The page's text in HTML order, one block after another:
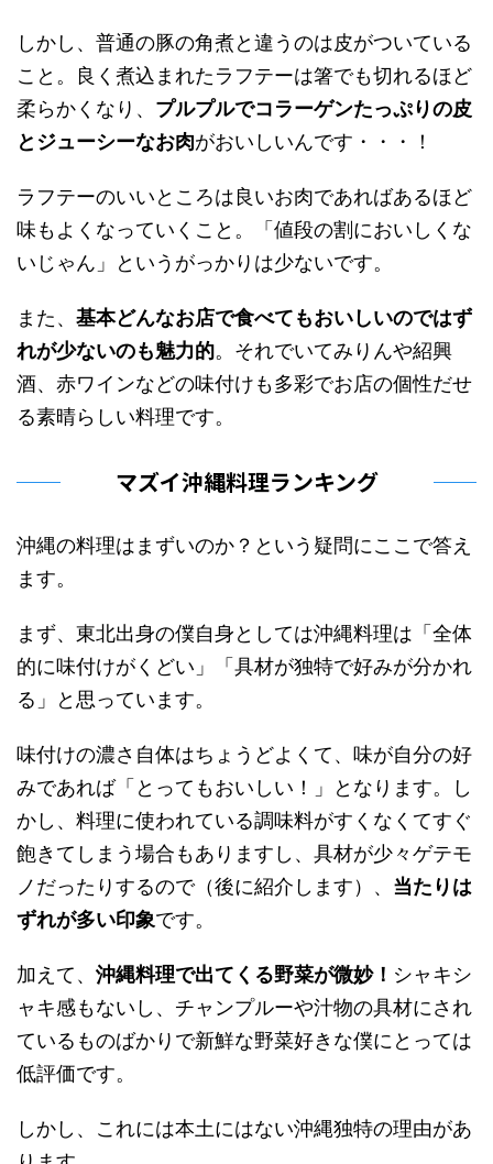
しかし、普通の豚の角煮と違うのは皮がついている
こと。良く煮込まれたラフテーは箸でも切れるほど
柔らかくなり、 プルプルでコラーゲンたっぷりの皮
とジューシーなお肉がおいしいんです・・・！
ラフテーのいいところは良いお肉であればあるほど
味もよくなっていくこと。「 値段の割においしくな
いじゃん 」というがっかりは少ないです。
また、 基本どんなお店で食べてもおいしいのではず
れが少ないのも魅力的。それでいてみりんや紹興
酒、赤ワインなどの味付けも多彩でお店の個性だせ
る素晴らしい料理です。
マズイ沖縄料理ランキング
沖縄の料理はまずいのか？という疑問にここで答え
ます。
まず、東北出身の僕自身としては沖縄料理は「 全体
的に味付けがくどい 」「 具材が独特で好みが分かれ
る 」と思っています。
味付けの濃さ自体はちょうどよくて、味が自分の好
みであれば「とってもおいしい！」となります。し
かし、料理に使われている調味料がすくなくてすぐ
飽きてしまう場合もありますし、具材が少々ゲテモ
ノだったりするので（後に紹介します）、 当たりは
ずれが多い印象です。
加えて、 沖縄料理で出てくる野菜が微妙！ シャキシ
ャキ感もないし、チャンプルーや汁物の具材にされ
ているものばかりで新鮮な野菜好きな僕にとっては
低評価です。
しかし、これには本土にはない沖縄独特の理由があ